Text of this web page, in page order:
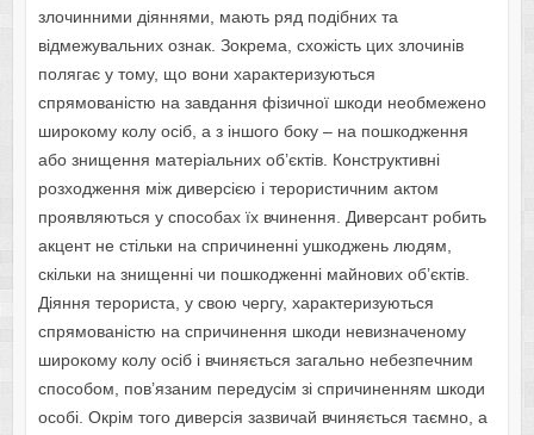
злочинними діяннями, мають ряд подібних та
відмежувальних ознак. Зокрема, схожість цих злочинів
полягає у тому, що вони характеризуються
спрямованістю на завдання фізичної шкоди необмежено
широкому колу осіб, а з іншого боку – на пошкодження
або знищення матеріальних об’єктів. Конструктивні
розходження між диверсією і терористичним актом
проявляються у способах їх вчинення. Диверсант робить
акцент не стільки на спричиненні ушкоджень людям,
скільки на знищенні чи пошкодженні майнових об’єктів.
Діяння терориста, у свою чергу, характеризуються
спрямованістю на спричинення шкоди невизначеному
широкому колу осіб і вчиняється загально небезпечним
способом, пов’язаним передусім зі спричиненням шкоди
особі. Окрім того диверсія зазвичай вчиняється таємно, а